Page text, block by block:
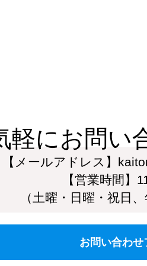
軽にお問い
【メールアドレス】
【営業時間】
（土曜・日曜・祝日
お問い合わせ